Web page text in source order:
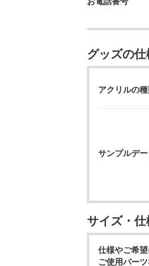
グッズの仕
アクリルの
サンプルデ
サイズ・仕
仕様やご希望
ご使用パー